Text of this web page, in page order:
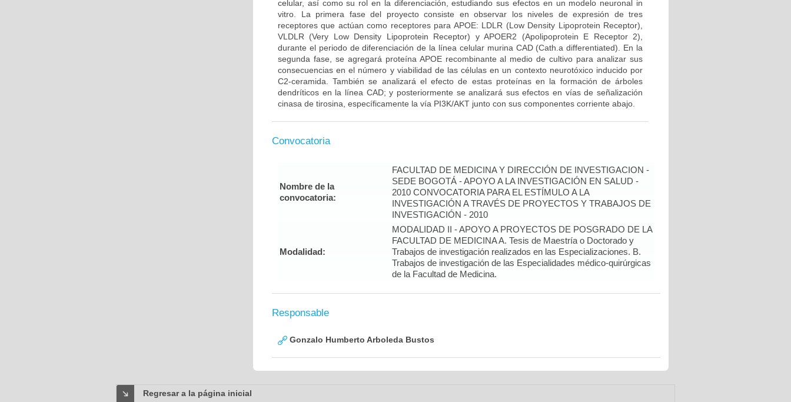
celular, así como su rol en la diferenciación, estudiando sus efectos en un modelo neuronal in
vitro. La primera fase del proyecto consiste en observar los niveles de expresión de tres
receptores que actúan como receptores para APOE: LDLR (Low Density Lipoprotein Receptor),
VLDLR (Very Low Density Lipoprotein Receptor) y APOER2 (Apolipoprotein E Receptor 2),
durante el periodo de diferenciación de la línea celular murina CAD (Cath.a differentiated). En la
segunda fase, se agregará proteína APOE recombinante al medio de cultivo para analizar sus
consecuencias en el número y viabilidad de las células en un contexto neurotóxico inducido por
C2-ceramida. También se analizará el efecto de estas proteínas en la formación de árboles
dendríticos en la línea CAD; y posteriormente se analizará sus efectos en vías de señalización
cinasa de tirosina, específicamente la vía PI3K/AKT junto con sus componentes corriente abajo.
Convocatoria
Nombre de la
convocatoria:
FACULTAD DE MEDICINA Y DIRECCIÓN DE INVESTIGACION -
SEDE BOGOTÁ - APOYO A LA INVESTIGACIÓN EN SALUD -
2010 CONVOCATORIA PARA EL ESTÍMULO A LA
INVESTIGACIÓN A TRAVÉS DE PROYECTOS Y TRABAJOS DE
INVESTIGACIÓN - 2010
Modalidad:
MODALIDAD II - APOYO A PROYECTOS DE POSGRADO DE LA
FACULTAD DE MEDICINA A. Tesis de Maestría o Doctorado y
Trabajos de investigación realizados en las Especializaciones. B.
Trabajos de investigación de las Especialidades médico-quirúrgicas
de la Facultad de Medicina.
Responsable
Gonzalo Humberto Arboleda Bustos
Regresar a la página inicial